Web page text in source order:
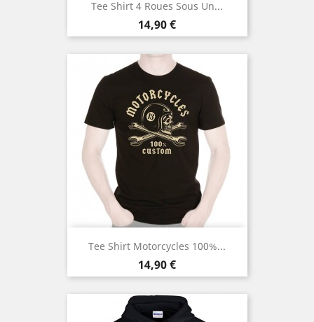
Tee Shirt 4 Roues Sous Un...
Prix
14,90 €
Tee Shirt Motorcycles 100%...
Prix
14,90 €